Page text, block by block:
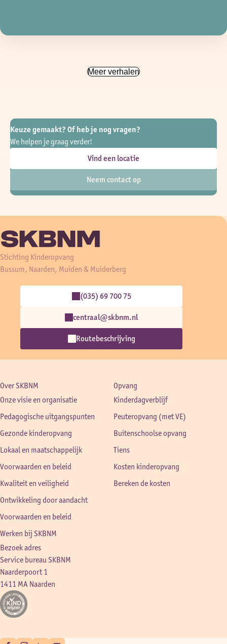
Meer verhalen
Keuze gemaakt? Of heb je nog vragen?
We helpen je graag verder!
Vind een locatie
Neem contact op
Stichting Kinderopvang
Bussum, Naarden, Muiden & Muiderberg
(035) 69 700 75
centraal@skbnm.nl
Routebeschrijving
Over SKBNM
Onze visie en organisatie
Pedagogische uitgangspunten
Gezonde kinderopvang
Lokaal en maatschappelijk
Voorwaarden en beleid
Kwaliteit en veiligheid
Ontwikkeling door aandacht
Voorwaarden en beleid
Werken bij SKBNM
Opvang
Kinderdagverblijf
Peuteropvang (met VE)
Buitenschoolse opvang
Tiens
Kosten kinderopvang
Bereken de kosten
Bezoek adres
Service bureau SKBNM
Naarderpoort 1
1411 MA Naarden